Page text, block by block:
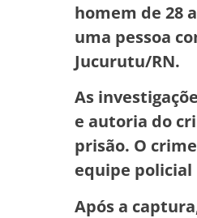
homem de 28
uma pessoa
Jucurutu/RN.
As
e autoria do
prisão. O
equipe policial
Após a